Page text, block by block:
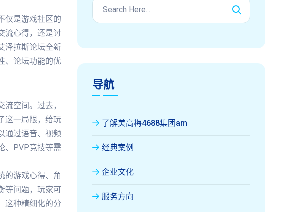
仅是游戏社区的
流心得，还是讨
泽拉斯论坛全新
、论坛功能的优
空间。过去，
这一局限，给玩
通过语音、视频
、PVP竞技等需
的游戏心得、角
等问题，玩家可
这种精细化的分
导航
了解美高梅4688集团am
经典案例
企业文化
服务方向